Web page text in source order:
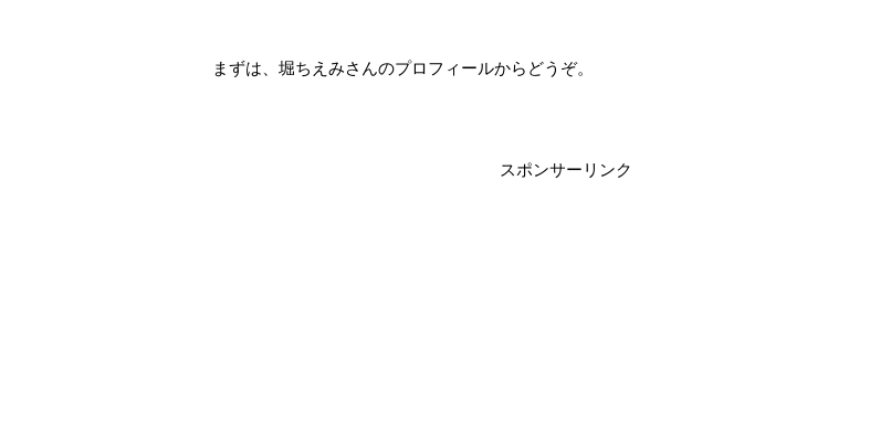
まずは、堀ちえみさんのプロフィールからどうぞ。
スポンサーリンク